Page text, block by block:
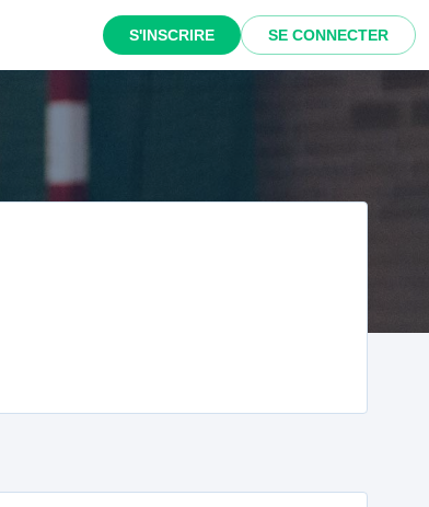
S'INSCRIRE SE CONNECTER